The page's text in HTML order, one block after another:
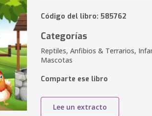
Código del libro: 585762
Categorías
Reptiles, Anfibios & Terrarios,
Mascotas
Comparte ese libro
Lee un extracto